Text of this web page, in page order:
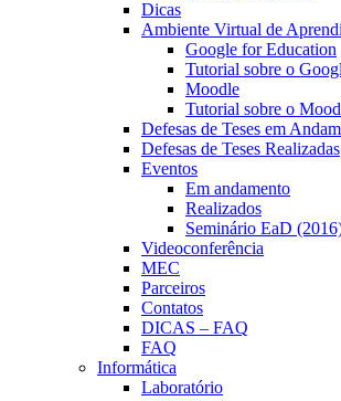
Dicas
Ambiente Virtual de
Google for Education
Tutorial sobre o
Moodle
Tutorial sobre o
Defesas de Teses em
Defesas de Teses Realizadas
Eventos
Em andamento
Realizados
Seminário EaD
Videoconferência
MEC
Parceiros
Contatos
DICAS – FAQ
FAQ
Informática
Laboratório